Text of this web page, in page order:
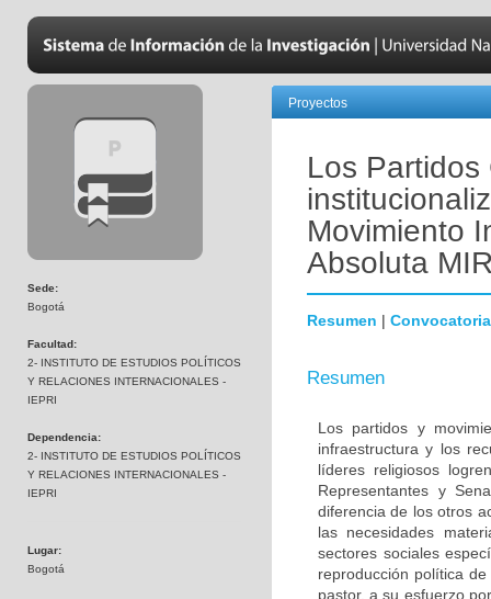
Sede:
Bogotá
Facultad:
2- INSTITUTO DE ESTUDIOS POLÍTICOS
Y RELACIONES INTERNACIONALES -
IEPRI
Dependencia:
2- INSTITUTO DE ESTUDIOS POLÍTICOS
Y RELACIONES INTERNACIONALES -
IEPRI
Lugar:
Bogotá
Proyectos
Los
Movimiento
Absoluta
Resumen | Convocatoria
Resumen
Los partidos y
infraestructura y los
líderes religiosos
Representantes y
diferencia de los otros
las necesidades
sectores sociales
reproducción política
pastor, a su esfuerzo